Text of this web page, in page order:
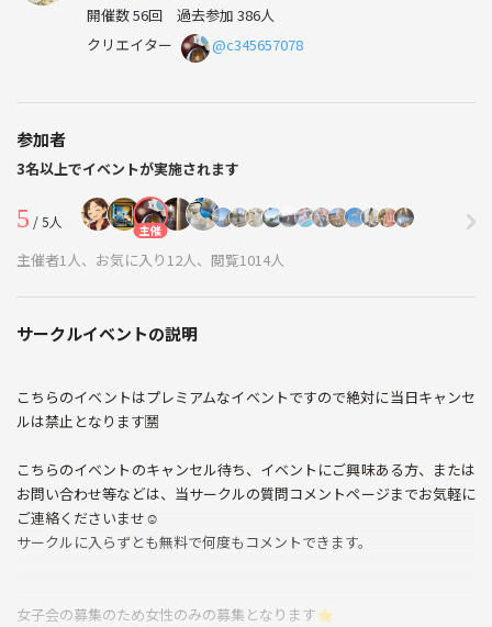
開催数 56回 過去参加 386人
クリエイター
@c345657078
参加者
3名以上でイベントが実施されます
5 / 5人 主催
主催者1人、お気に入り12人、閲覧1014人
サークルイベントの説明
こちらのイベントはプレミアムなイベントですので絶対に当日キャンセ
ルは禁止となります🈲
こちらのイベントのキャンセル待ち、イベントにご興味ある方、または
お問い合わせ等などは、当サークルの質問コメントページまでお気軽に
ご連絡くださいませ☺️
サークルに入らずとも無料で何度もコメントできます。
女子会の募集のため女性のみの募集となります⭐︎